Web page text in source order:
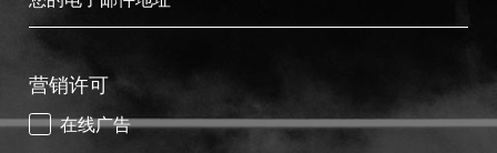
营销许可
在线广告